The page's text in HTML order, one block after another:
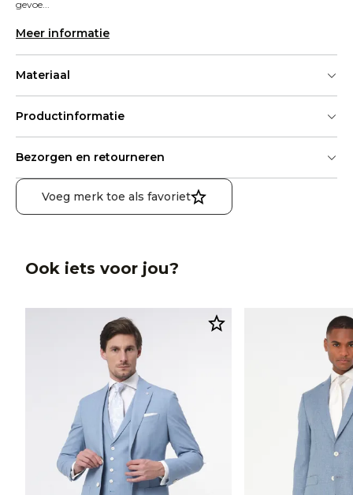
gevoe...
Meer informatie
Materiaal
Productinformatie
Bezorgen en retourneren
Voeg merk toe als favoriet
Ook iets voor jou?